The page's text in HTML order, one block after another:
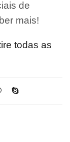
de
mais!
todas as